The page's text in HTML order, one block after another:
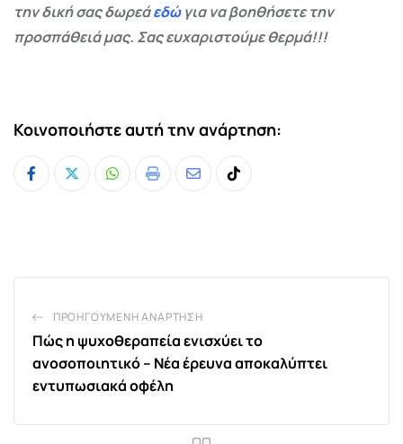
την δική σας δωρεάεδώγια να βοηθήσετε την
προσπάθειά μας. Σας ευχαριστούμε θερμά!!!
Κοινοποιήστε αυτή την ανάρτηση:
Whatsapp
Print
ShareTiktok
ΠΡΟΗΓΟΎΜΕΝΗ ΑΝΆΡΤΗΣΗ
Πώς η ψυχοθεραπεία ενισχύει το
ανοσοποιητικό – Νέα έρευνα αποκαλύπτει
εντυπωσιακά οφέλη